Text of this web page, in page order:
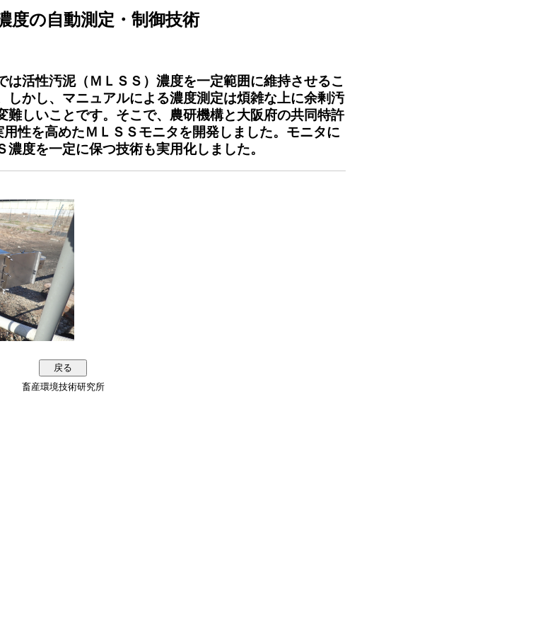
度の自動測定・制御技術
活性汚泥（ＭＬＳＳ）濃度を一定範囲に維持させるこ
しかし、マニュアルによる濃度測定は煩雑な上に余剰汚
難しいことです。そこで、農研機構と大阪府の共同特許
用性を高めたＭＬＳＳモニタを開発しました。モニタに
度を一定に保つ技術も実用化しました。
畜産環境技術研究所